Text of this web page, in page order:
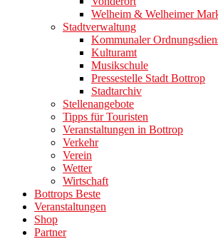
Welheim & Welheimer
Stadtverwaltung
Kommunaler
Kulturamt
Musikschule
Pressestelle Stadt Bottrop
Stadtarchiv
Stellenangebote
Tipps für Touristen
Veranstaltungen in Bottrop
Verkehr
Verein
Wetter
Wirtschaft
Bottrops Beste
Veranstaltungen
Shop
Partner